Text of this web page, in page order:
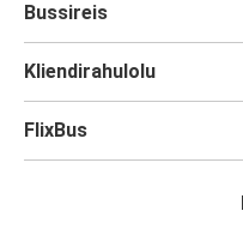
Bussireis
Kliendirahulolu
FlixBus